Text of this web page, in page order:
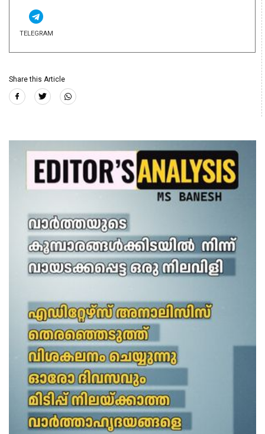
TELEGRAM
Share this Article